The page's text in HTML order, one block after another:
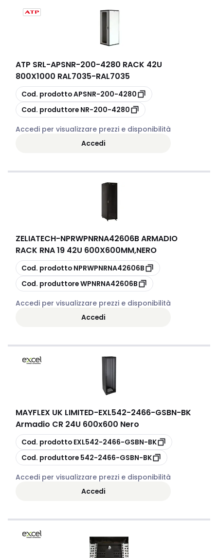
ATP SRL-APSNR-200-4280 RACK 42U
800X1000 RAL7035-RAL7035
copia
Cod. prodottoAPSNR-200-4280
copia
Cod. produttore NR-200-4280
Accedi per visualizzare prezzi e disponibilità
Accedi
ZELIATECH-NPRWPNRNA42606B ARMADIO
RACK RNA 19 42U 600X600MM,NERO
copia
Cod. prodotto NPRWPNRNA42606B
copia
Cod. produttoreWPNRNA42606B
Accedi per visualizzare prezzi e disponibilità
Accedi
MAYFLEX UK LIMITED-EXL542-2466-GSBN-BK
Armadio CR 24U 600x600 Nero
copia
Cod. prodotto EXL542-2466-GSBN-BK
copia
Cod. produttore 542-2466-GSBN-BK
Accedi per visualizzare prezzi e disponibilità
Accedi